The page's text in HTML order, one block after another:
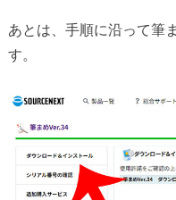
あとは、手順に沿って筆
す。